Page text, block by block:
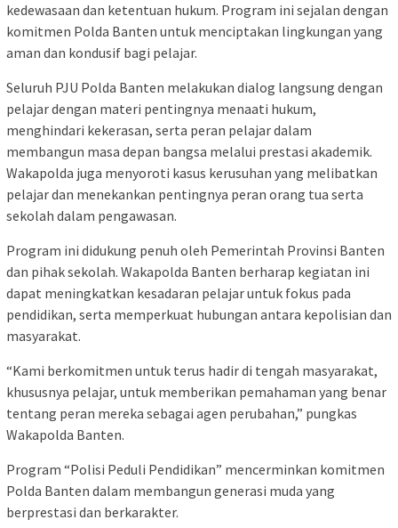
kedewasaan dan ketentuan hukum. Program ini sejalan dengan
komitmen Polda Banten untuk menciptakan lingkungan yang
aman dan kondusif bagi pelajar.
Seluruh PJU Polda Banten melakukan dialog langsung dengan
pelajar dengan materi pentingnya menaati hukum,
menghindari kekerasan, serta peran pelajar dalam
membangun masa depan bangsa melalui prestasi akademik.
Wakapolda juga menyoroti kasus kerusuhan yang melibatkan
pelajar dan menekankan pentingnya peran orang tua serta
sekolah dalam pengawasan.
Program ini didukung penuh oleh Pemerintah Provinsi Banten
dan pihak sekolah. Wakapolda Banten berharap kegiatan ini
dapat meningkatkan kesadaran pelajar untuk fokus pada
pendidikan, serta memperkuat hubungan antara kepolisian dan
masyarakat.
“Kami berkomitmen untuk terus hadir di tengah masyarakat,
khususnya pelajar, untuk memberikan pemahaman yang benar
tentang peran mereka sebagai agen perubahan,” pungkas
Wakapolda Banten.
Program “Polisi Peduli Pendidikan” mencerminkan komitmen
Polda Banten dalam membangun generasi muda yang
berprestasi dan berkarakter.